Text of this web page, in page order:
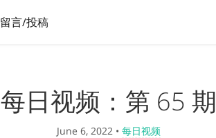
留言/投稿
每日视频：第 65 期
June 6, 2022 • 每日视频